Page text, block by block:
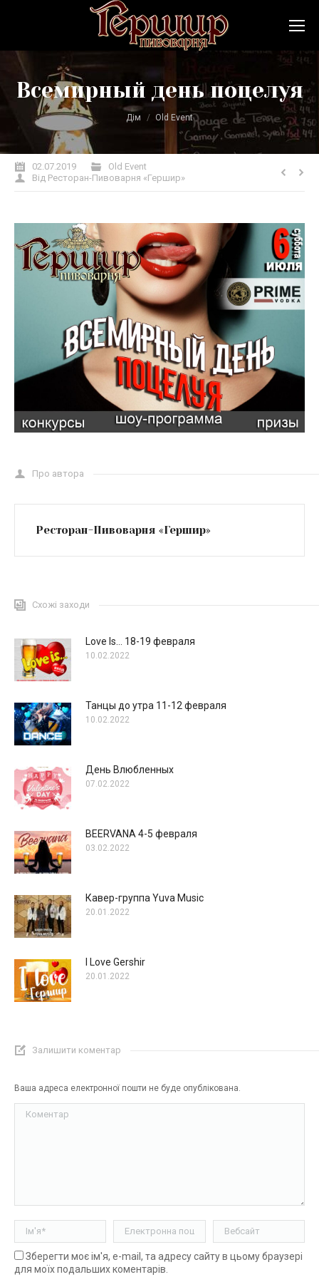
Всемирный день поцелуя
Ви тут: Дім Old Event
02.07.2019
Old Event
Від Ресторан-Пивоварня «Гершир»
Про автора
Ресторан-Пивоварня «Гершир»
Схожі заходи
Love Is… 18-19 февраля
10.02.2022
Танцы до утра 11-12 февраля
10.02.2022
День Влюбленных
07.02.2022
BEERVANA 4-5 февраля
03.02.2022
Кавер-группа Yuva Music
20.01.2022
I Love Gershir
20.01.2022
Залишити коментар
Ваша адреса електронної пошти не буде опублікована.
Коментар
Ім'я * Електронна пошта * Вебсайт
Зберегти моє ім'я, e-mail, та адресу сайту в цьому браузері
для моїх подальших коментарів.